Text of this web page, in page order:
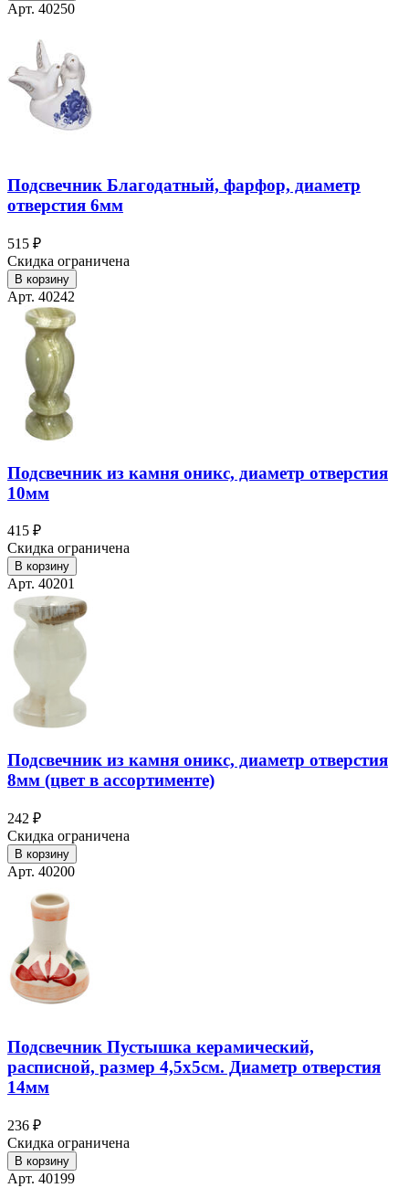
Арт. 40250
Подсвечник Благодатный, фарфор, диаметр
отверстия 6мм
515 ₽
Скидка ограничена
В корзину
Арт. 40242
Подсвечник из камня оникс, диаметр отверстия
10мм
415 ₽
Скидка ограничена
В корзину
Арт. 40201
Подсвечник из камня оникс, диаметр отверстия
8мм (цвет в ассортименте)
242 ₽
Скидка ограничена
В корзину
Арт. 40200
Подсвечник Пустышка керамический,
расписной, размер 4,5х5см. Диаметр отверстия
14мм
236 ₽
Скидка ограничена
В корзину
Арт. 40199